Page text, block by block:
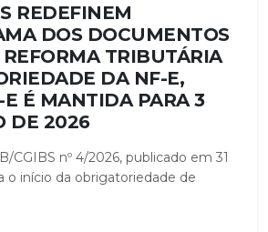
REDEFINEM
DOS DOCUMENTOS
REFORMA TRIBUTÁRIA
DA NF-E,
E É MANTIDA PARA 3
DE 2026
CGIBS nº 4/2026, publicado em 31
o início da obrigatoriedade de